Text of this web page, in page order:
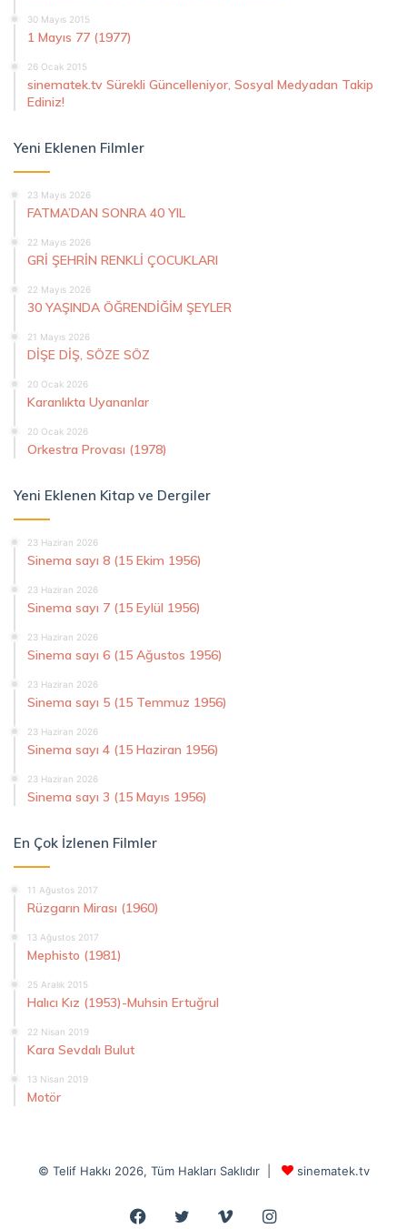
30 Mayıs 2015
1 Mayıs 77 (1977)
26 Ocak 2015
sinematek.tv Sürekli Güncelleniyor, Sosyal Medyadan Takip
Ediniz!
Yeni Eklenen Filmler
23 Mayıs 2026
FATMA’DAN SONRA 40 YIL
22 Mayıs 2026
GRİ ŞEHRİN RENKLİ ÇOCUKLARI
22 Mayıs 2026
30 YAŞINDA ÖĞRENDİĞİM ŞEYLER
21 Mayıs 2026
DİŞE DİŞ, SÖZE SÖZ
20 Ocak 2026
Karanlıkta Uyananlar
20 Ocak 2026
Orkestra Provası (1978)
Yeni Eklenen Kitap ve Dergiler
23 Haziran 2026
Sinema sayı 8 (15 Ekim 1956)
23 Haziran 2026
Sinema sayı 7 (15 Eylül 1956)
23 Haziran 2026
Sinema sayı 6 (15 Ağustos 1956)
23 Haziran 2026
Sinema sayı 5 (15 Temmuz 1956)
23 Haziran 2026
Sinema sayı 4 (15 Haziran 1956)
23 Haziran 2026
Sinema sayı 3 (15 Mayıs 1956)
En Çok İzlenen Filmler
11 Ağustos 2017
Rüzgarın Mirası (1960)
13 Ağustos 2017
Mephisto (1981)
25 Aralık 2015
Halıcı Kız (1953)-Muhsin Ertuğrul
22 Nisan 2019
Kara Sevdalı Bulut
13 Nisan 2019
Motör
© Telif Hakkı 2026, Tüm Hakları Saklıdır | sinematek.tv
Facebook
Twitter VimeoInstagram